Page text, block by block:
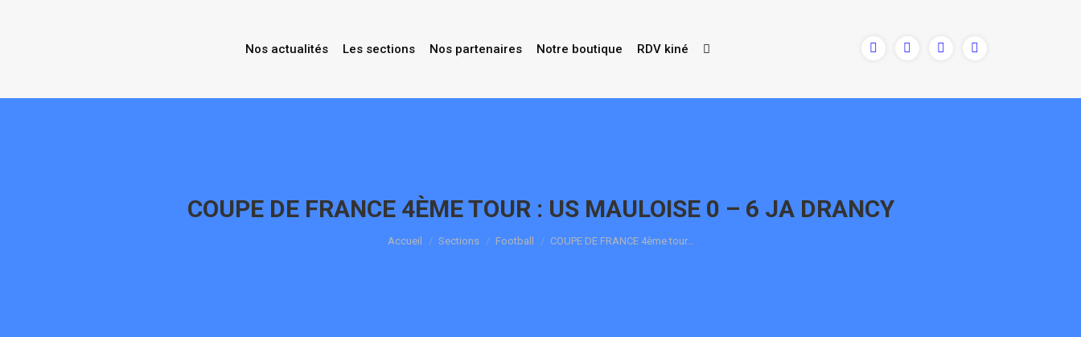
Nos actualités Les sections Nos partenaires Notre boutique RDV kiné
COUPE DE FRANCE 4ÈME TOUR : US MAULOISE 0 – 6 JA DRANCY
Vous êtes ici :
Accueil Sections Football COUPE DE FRANCE 4ème tour…